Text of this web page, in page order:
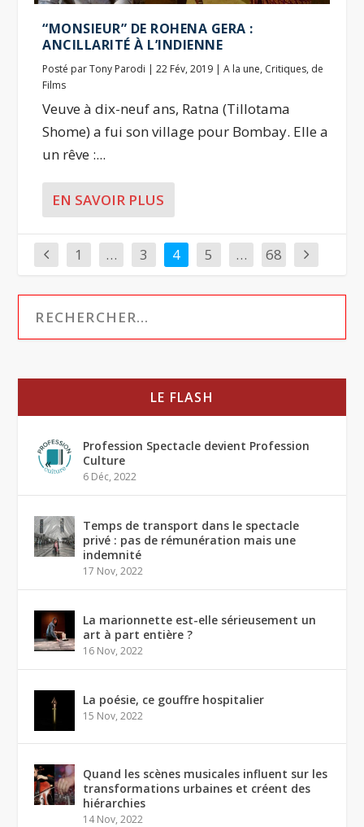
“MONSIEUR” DE ROHENA GERA :
ANCILLARITÉ À L’INDIENNE
Posté parTony Parodi |22 Fév, 2019 |A la une, Critiques, de
Films
Veuve à dix-neuf ans, Ratna (Tillotama
Shome) a fui son village pour Bombay. Elle a
un rêve :...
EN SAVOIR PLUS
1 … 3 4 5 … 68
LE FLASH
Profession Spectacle devient Profession
Culture
6 Déc, 2022
Temps de transport dans le spectacle
privé : pas de rémunération mais une
indemnité
17 Nov, 2022
La marionnette est-elle sérieusement un
art à part entière ?
16 Nov, 2022
La poésie, ce gouffre hospitalier
15 Nov, 2022
Quand les scènes musicales influent sur les
transformations urbaines et créent des
hiérarchies
14 Nov, 2022